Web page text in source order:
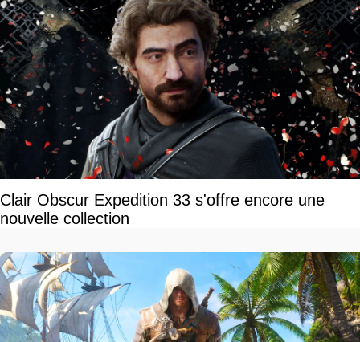
Clair Obscur Expedition 33 s'offre encore une
nouvelle collection